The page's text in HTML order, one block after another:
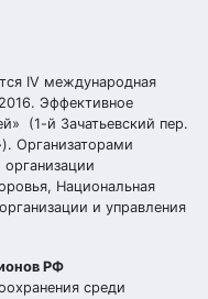
IV международная
Эффективное
(1-й Зачатьевский пер.
Организаторами
Национальная
и управления
РФ
среди